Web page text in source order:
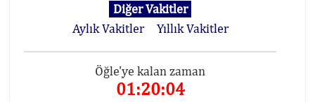
Diğer Vakitler
Aylık Vakitler
Yıllık Vakitler
Öğle'ye kalan zaman
01:20:04